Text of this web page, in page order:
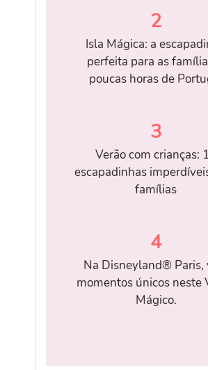
2
Isla Mágica: a
perfeita para as
poucas horas de
3
Verão com crianças:
escapadinhas
famílias
4
Na Disneyland® Paris,
momentos únicos neste
Mágico.